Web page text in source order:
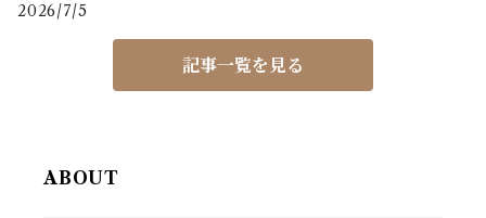
2026/7/5
記事一覧を見る
ABOUT